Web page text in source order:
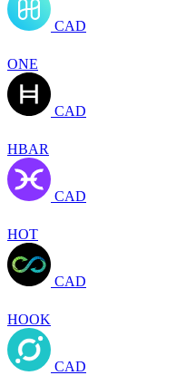
CAD
ONE
CAD
HBAR
CAD
HOT
CAD
HOOK
CAD